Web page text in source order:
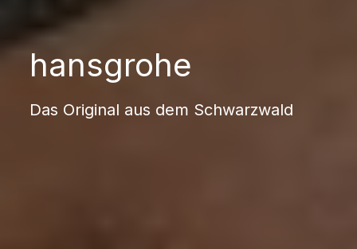
hansgrohe
Das Original aus dem Schwarzwald